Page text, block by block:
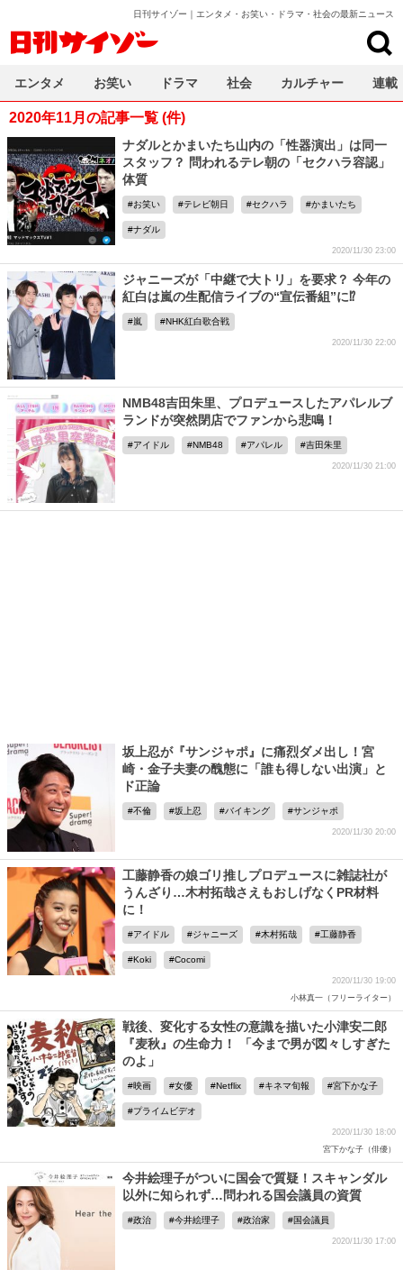
日刊サイゾー｜エンタメ・お笑い・ドラマ・社会の最新ニュース
2020年11月の記事一覧 (件)
ナダルとかまいたち山内の「性器演出」は同一
スタッフ？ 問われるテレ朝の「セクハラ容認」
体質
お笑い テレビ朝日 セクハラ かまいたち
ナダル
2020/11/30 23:00
ジャニーズが「中継で大トリ」を要求？ 今年の
紅白は嵐の生配信ライブの“宣伝番組”に⁉
嵐 NHK紅白歌合戦
2020/11/30 22:00
NMB48吉田朱里、プロデュースしたアパレルブ
ランドが突然閉店でファンから悲鳴！
アイドル NMB48 アパレル 吉田朱里
2020/11/30 21:00
坂上忍が『サンジャポ』に痛烈ダメ出し！宮
崎・金子夫妻の醜態に「誰も得しない出演」と
ド正論
不倫 坂上忍 バイキング サンジャポ
2020/11/30 20:00
工藤静香の娘ゴリ推しプロデュースに雑誌社が
うんざり…木村拓哉さえもおしげなくPR材料
に！
アイドル ジャニーズ 木村拓哉 工藤静香
Koki Cocomi
2020/11/30 19:00
小林真一（フリーライター）
戦後、変化する女性の意識を描いた小津安二郎
『麦秋』の生命力！ 「今まで男が図々しすぎた
のよ」
映画 女優 Netflix キネマ旬報 宮下かな子
プライムビデオ
2020/11/30 18:00
宮下かな子（俳優）
今井絵理子がついに国会で質疑！スキャンダル
以外に知られず…問われる国会議員の資質
政治 今井絵理子 政治家 国会議員
2020/11/30 17:00
エンタメ お笑い ドラマ 社会 カルチャー 連載